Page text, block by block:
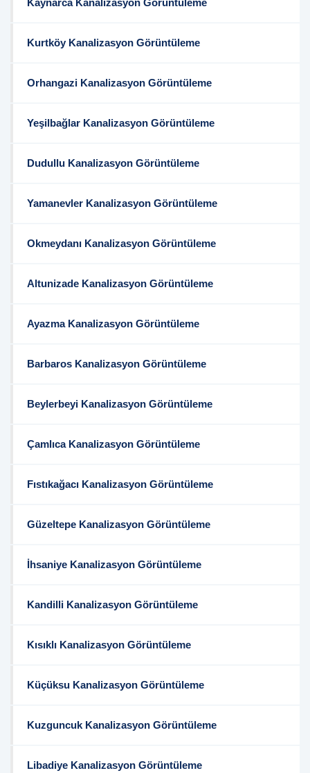
Kaynarca Kanalizasyon Görüntüleme
Kurtköy Kanalizasyon Görüntüleme
Orhangazi Kanalizasyon Görüntüleme
Yeşilbağlar Kanalizasyon Görüntüleme
Dudullu Kanalizasyon Görüntüleme
Yamanevler Kanalizasyon Görüntüleme
Okmeydanı Kanalizasyon Görüntüleme
Altunizade Kanalizasyon Görüntüleme
Ayazma Kanalizasyon Görüntüleme
Barbaros Kanalizasyon Görüntüleme
Beylerbeyi Kanalizasyon Görüntüleme
Çamlıca Kanalizasyon Görüntüleme
Fıstıkağacı Kanalizasyon Görüntüleme
Güzeltepe Kanalizasyon Görüntüleme
İhsaniye Kanalizasyon Görüntüleme
Kandilli Kanalizasyon Görüntüleme
Kısıklı Kanalizasyon Görüntüleme
Küçüksu Kanalizasyon Görüntüleme
Kuzguncuk Kanalizasyon Görüntüleme
Libadiye Kanalizasyon Görüntüleme